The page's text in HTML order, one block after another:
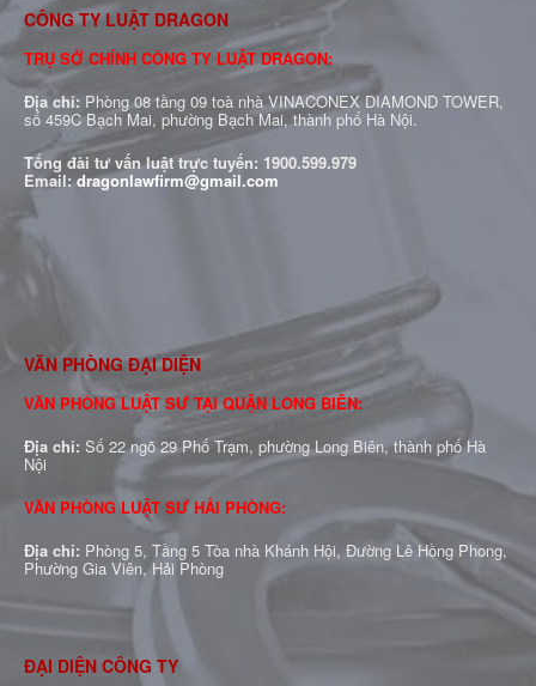
CÔNG TY LUẬT DRAGON
TRỤ SỞ CHÍNH CÔNG TY LUẬT DRAGON:
Địa chỉ: Phòng 08 tầng 09 toà nhà VINACONEX DIAMOND TOWER,
số 459C Bạch Mai, phường Bạch Mai, thành phố Hà Nội.
Tổng đài tư vấn luật trực tuyến: 1900.599.979
Email:dragonlawfirm@gmail.com
VĂN PHÒNG ĐẠI DIỆN
VĂN PHÒNG LUẬT SƯ TẠI QUẬN LONG BIÊN:
Địa chỉ: Số 22 ngõ 29 Phố Trạm, phường Long Biên, thành phố Hà
Nội
VĂN PHÒNG LUẬT SƯ HẢI PHÒNG:
Địa chỉ: Phòng 5, Tầng 5 Tòa nhà Khánh Hội, Đường Lê Hồng Phong,
Phường Gia Viên, Hải Phòng
ĐẠI DIỆN CÔNG TY